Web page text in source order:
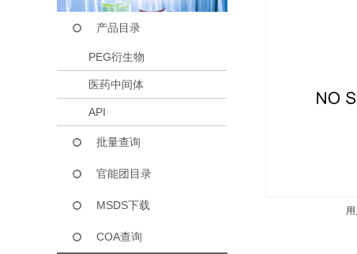
产品目录
PEG衍生物
医药中间体
API
批量查询
官能团目录
MSDS下载
COA查询